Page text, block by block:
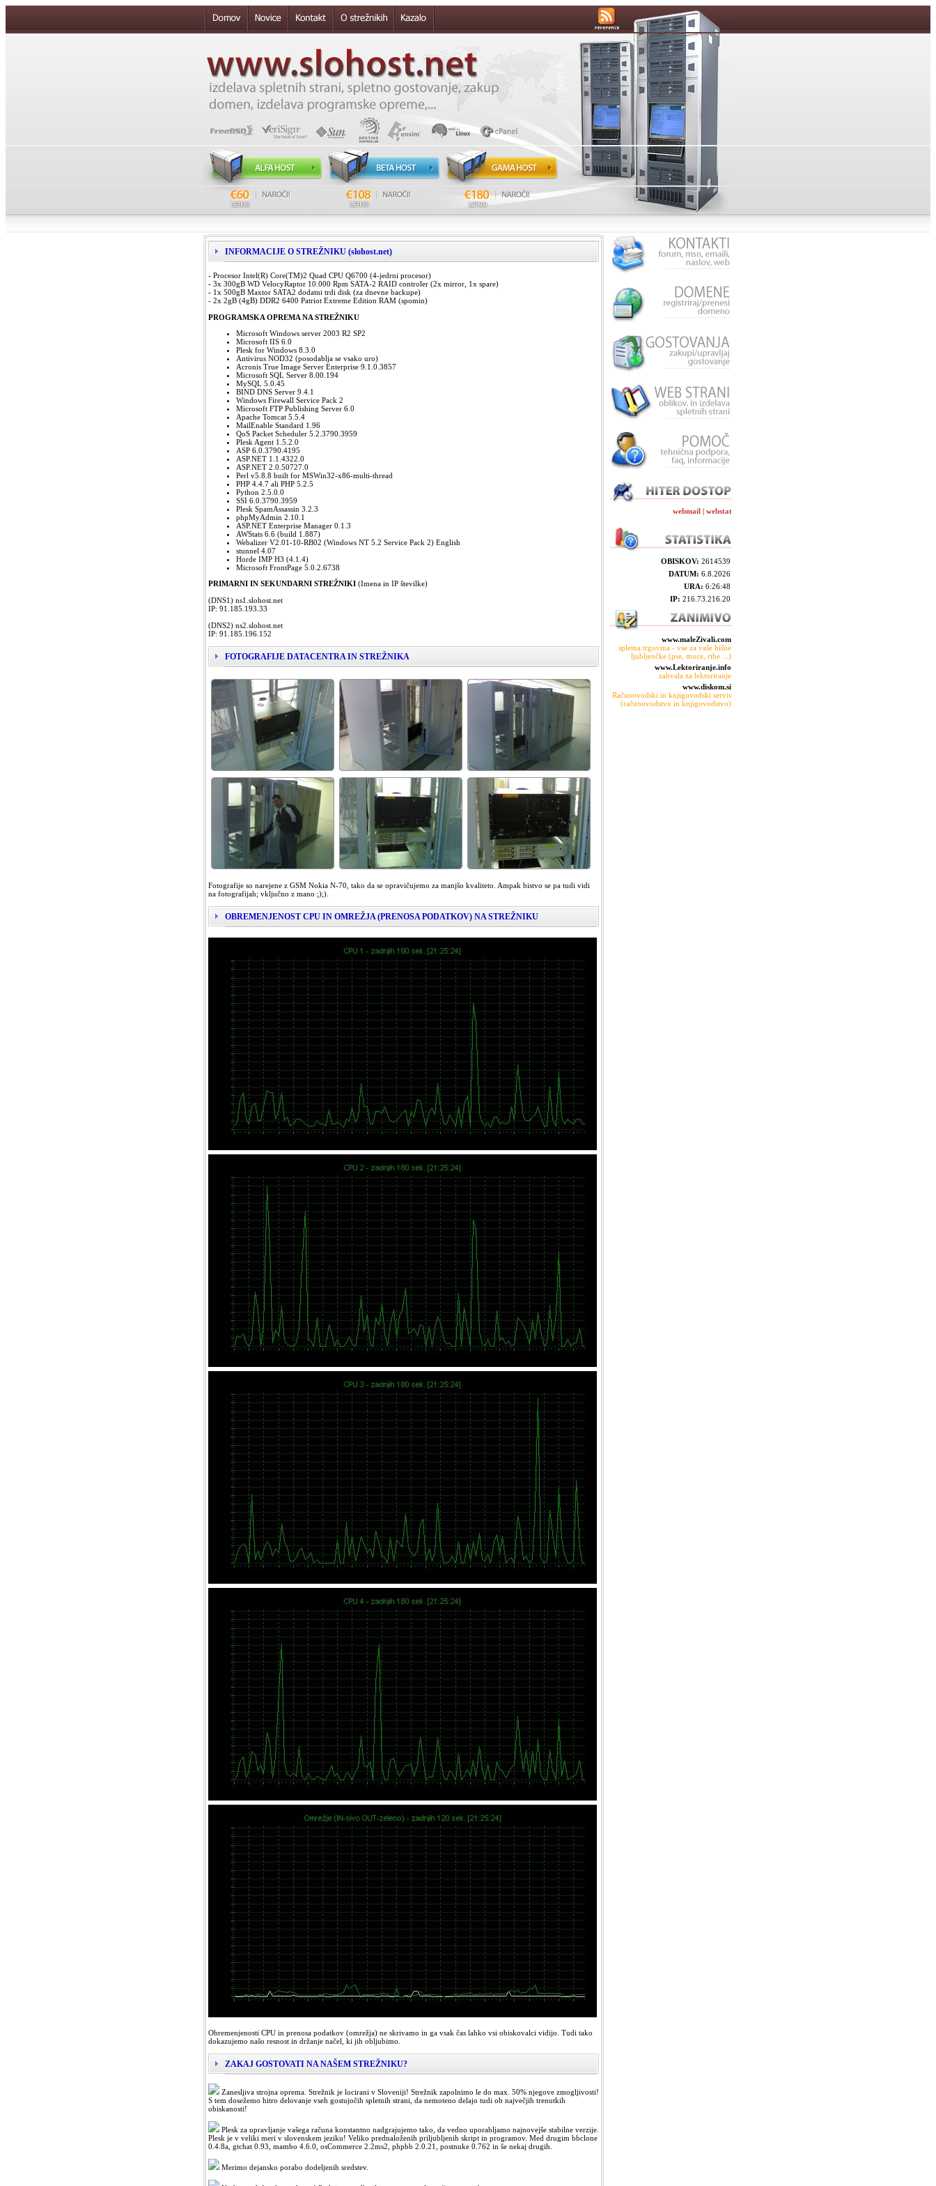
INFORMACIJE O STREŽNIKU (slohost.net)
- Procesor Intel(R) Core(TM)2 Quad CPU Q6700 (4-jedrni procesor)
- 3x 300gB WD VelocyRaptor 10.000 Rpm SATA-2 RAID controler (2x mirror, 1x spare)
- 1x 500gB Maxtor SATA2 dodatni trdi disk (za dnevne backupe)
- 2x 2gB (4gB) DDR2 6400 Patriot Extreme Edition RAM (spomin)
PROGRAMSKA OPREMA NA STREŽNIKU
Microsoft Windows server 2003 R2 SP2
Microsoft IIS 6.0
Plesk for Windows 8.3.0
Antivirus NOD32 (posodablja se vsako uro)
Acronis True Image Server Enterprise 9.1.0.3857
Microsoft SQL Server 8.00.194
MySQL 5.0.45
BIND DNS Server 9.4.1
Windows Firewall Service Pack 2
Microsoft FTP Publishing Server 6.0
Apache Tomcat 5.5.4
MailEnable Standard 1.96
QoS Packet Scheduler 5.2.3790.3959
Plesk Agent 1.5.2.0
ASP 6.0.3790.4195
ASP.NET 1.1.4322.0
ASP.NET 2.0.50727.0
Perl v5.8.8 built for MSWin32-x86-multi-thread
PHP 4.4.7 ali PHP 5.2.5
Python 2.5.0.0
SSI 6.0.3790.3959
Plesk SpamAssassin 3.2.3
phpMyAdmin 2.10.1
ASP.NET Enterprise Manager 0.1.3
AWStats 6.6 (build 1.887)
Webalizer V2.01-10-RB02 (Windows NT 5.2 Service Pack 2) English
stunnel 4.07
Horde IMP H3 (4.1.4)
Microsoft FrontPage 5.0.2.6738
PRIMARNI IN SEKUNDARNI STREŽNIKI (Imena in IP številke)
(DNS1) ns1.slohost.net
IP: 91.185.193.33
(DNS2) ns2.slohost.net
IP: 91.185.196.152
FOTOGRAFIJE DATACENTRA IN STREŽNIKA
Fotografije so narejene z GSM Nokia N-70, tako da se opravičujemo za manjšo kvaliteto. Ampak bistvo se pa tudi vidi
na fotografijah; vključno z mano ;);).
OBREMENJENOST CPU IN OMREŽJA (PRENOSA PODATKOV) NA STREŽNIKU
Obremenjenosti CPU in prenosa podatkov (omrežja) ne skrivamo in ga vsak čas lahko vsi obiskovalci vidijo. Tudi tako
dokazujemo našo resnost in držanje načel, ki jih obljubimo.
ZAKAJ GOSTOVATI NA NAŠEM STREŽNIKU?
Zanesljiva strojna oprema. Strežnik je locirani v Sloveniji! Strežnik zapolnimo le do max. 50% njegove zmogljivosti!
S tem dosežemo hitro delovanje vseh gostujočih spletnih strani, da nemoteno delajo tudi ob največjih trenutkih
obiskanosti!
Plesk za upravljanje vašega računa konstantno nadgrajujemo tako, da vedno uporabljamo najnovejše stabilne verzije.
Plesk je v veliki meri v slovenskem jeziku! Veliko prednaloženih priljubljenih skript in programov. Med drugim bbclone
0.4.8a, gtchat 0.93, mambo 4.6.0, osCommerce 2.2ms2, phpbb 2.0.21, postnuke 0.762 in še nekaj drugih.
Merimo dejansko porabo dodeljenih sredstev.
webmail | webstat
OBISKOV: 2614539
DATUM: 6.8.2026
URA: 6:26:48
IP: 216.73.216.20
www.maleZivali.com
spletna trgovina - vse za vaše hišne
ljubljenčke (pse, muce, ribe ...)
www.Lektoriranje.info
zahvala za lektoriranje
www.diskom.si
Računovodski in knjigovodski servis
(računovodstvo in knjigovodstvo)